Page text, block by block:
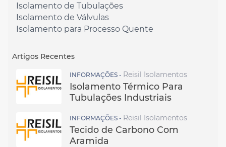
Isolamento de Tubulações
Isolamento de Válvulas
Isolamento para Processo Quente
Artigos Recentes
INFORMAÇÕES - Reisil Isolamentos
Isolamento Térmico Para
Tubulações Industriais
INFORMAÇÕES - Reisil Isolamentos
Tecido de Carbono Com
Aramida